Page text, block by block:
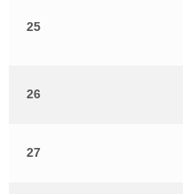
25
26
27